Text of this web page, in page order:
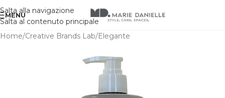
Salta alla navigazione
Salta al contenuto principale
MENU
Home/Creative Brands Lab/Elegante